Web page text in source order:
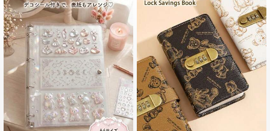
4.89 6.8K フォロワー
4.89 6.8K フォロワー
4.89 6.8K フォロワー